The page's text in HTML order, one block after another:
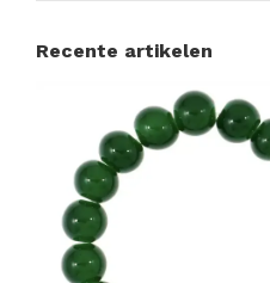
Recente artikelen